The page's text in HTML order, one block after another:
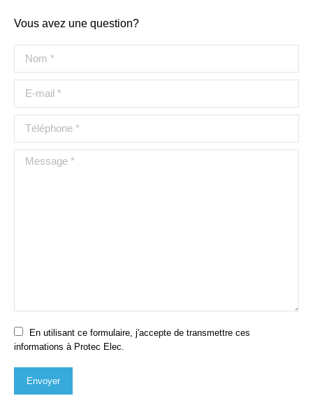
Vous avez une question?
Message *
En utilisant ce formulaire, j'accepte de transmettre ces
informations à Protec Elec.
Envoyer